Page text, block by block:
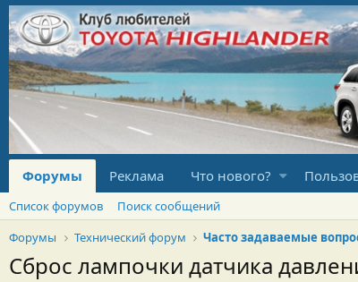
Форумы Реклама Что нового?
Список форумов
Поиск сообщений
Форумы
Технический форум Часто задаваемые
Сброс лампочки датчика